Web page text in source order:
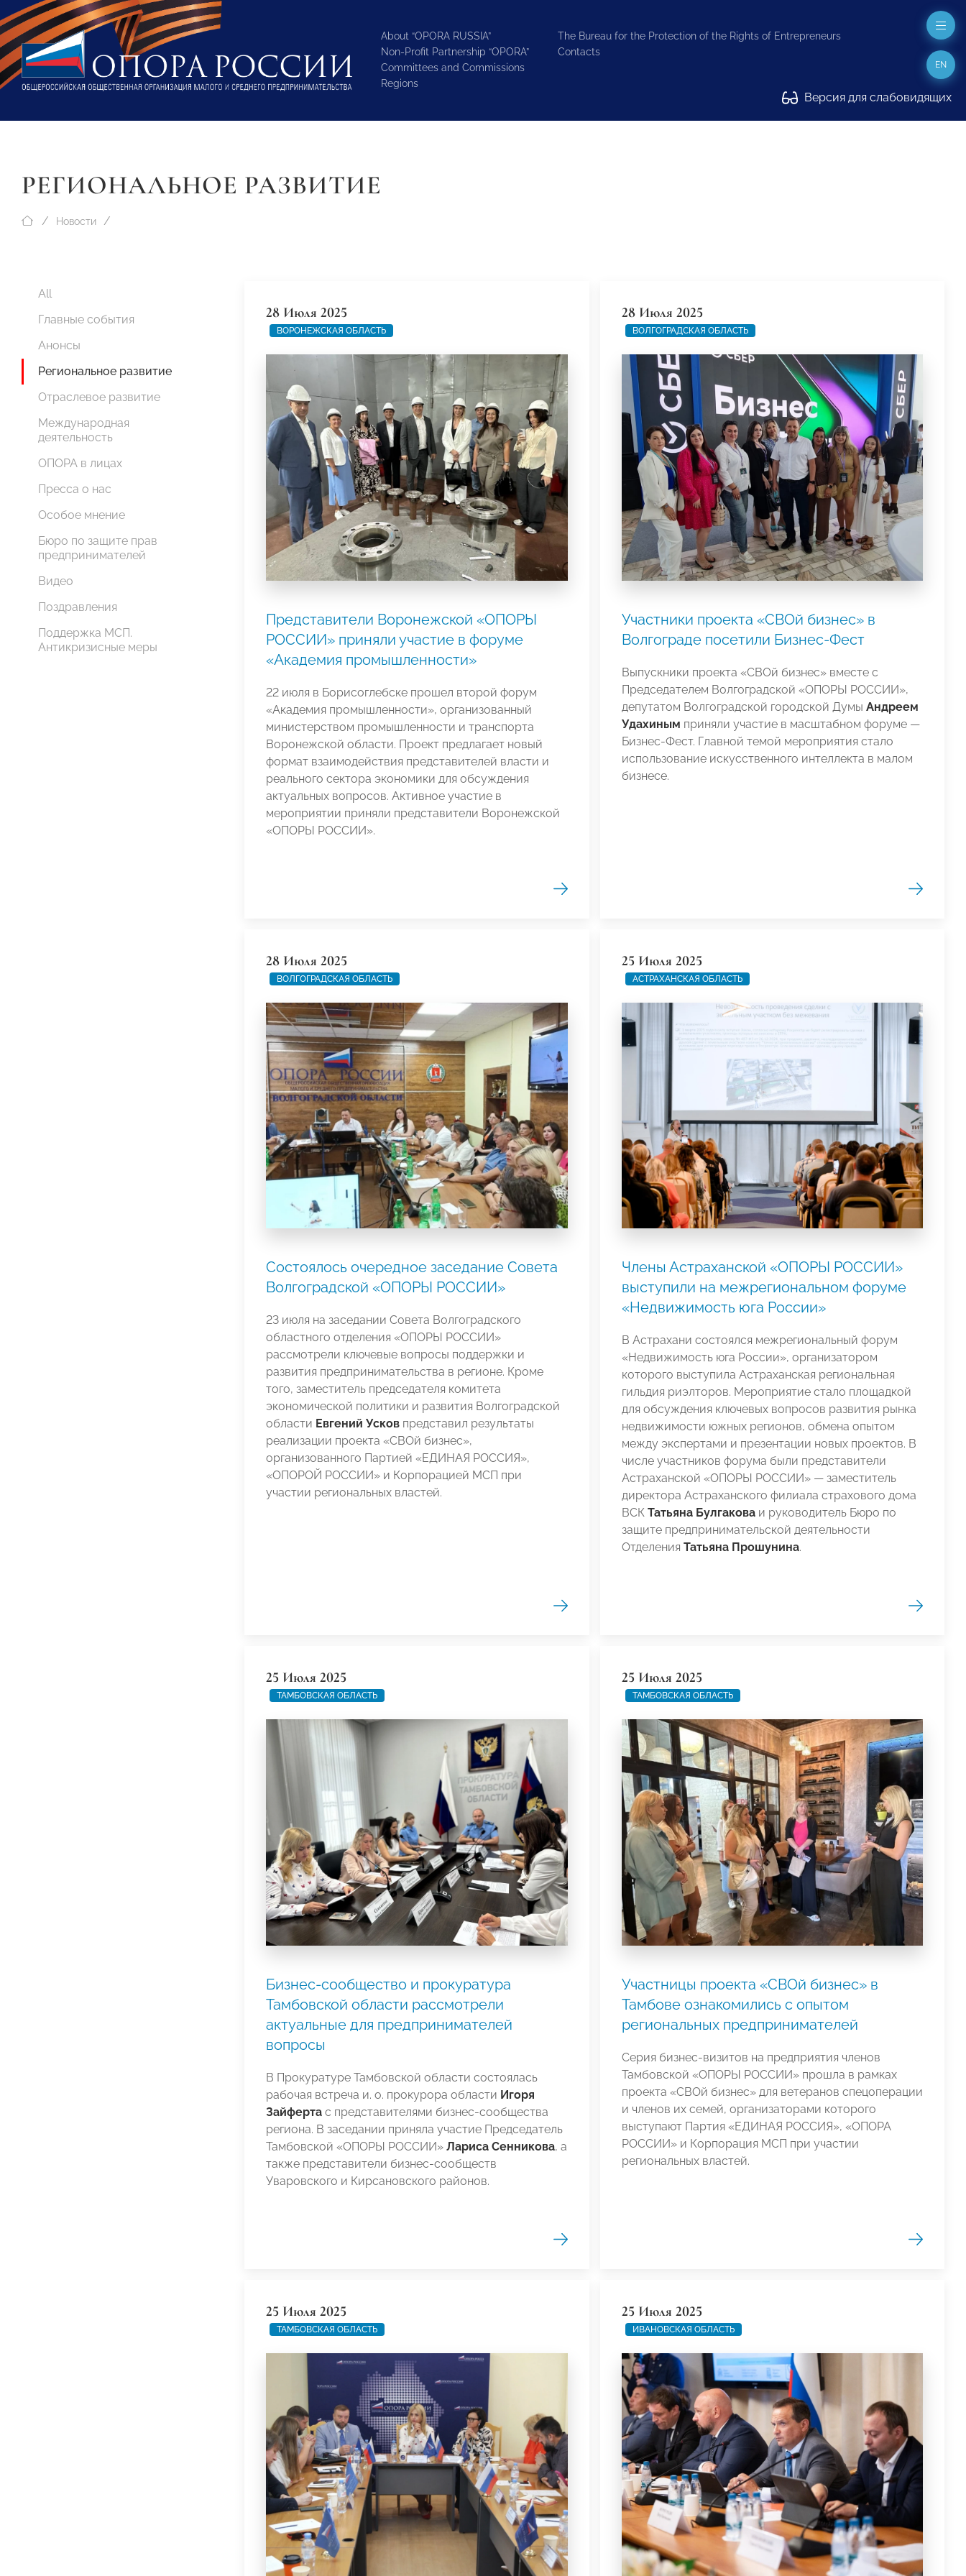
About “OPORA RUSSIA”
Non-Profit Partnership “OPORA”
Committees and Commissions
Regions
The Bureau for the Protection of the Rights of Entrepreneurs
Contacts
Версия для слабовидящих
EN
РЕГИОНАЛЬНОЕ РАЗВИТИЕ
Новости
All
Главные события
Анонсы
Региональное развитие
Отраслевое развитие
Международная
деятельность
ОПОРА в лицах
Пресса о нас
Особое мнение
Бюро по защите прав
предпринимателей
Видео
Поздравления
Поддержка МСП.
Антикризисные меры
28 Июля 2025
ВОРОНЕЖСКАЯ ОБЛАСТЬ
Представители Воронежской «ОПОРЫ
РОССИИ» приняли участие в форуме
«Академия промышленности»
22 июля в Борисоглебске прошел второй форум
«Академия промышленности», организованный
министерством промышленности и транспорта
Воронежской области. Проект предлагает новый
формат взаимодействия представителей власти и
реального сектора экономики для обсуждения
актуальных вопросов. Активное участие в
мероприятии приняли представители Воронежской
«ОПОРЫ РОССИИ».
28 Июля 2025
ВОЛГОГРАДСКАЯ ОБЛАСТЬ
Участники проекта «СВОй бизнес» в
Волгограде посетили Бизнес-Фест
Выпускники проекта «СВОй бизнес» вместе с
Председателем Волгоградской «ОПОРЫ РОССИИ»,
депутатом Волгоградской городской Думы Андреем
Удахиным приняли участие в масштабном форуме —
Бизнес-Фест. Главной темой мероприятия стало
использование искусственного интеллекта в малом
бизнесе.
28 Июля 2025
ВОЛГОГРАДСКАЯ ОБЛАСТЬ
Состоялось очередное заседание Совета
Волгоградской «ОПОРЫ РОССИИ»
23 июля на заседании Совета Волгоградского
областного отделения «ОПОРЫ РОССИИ»
рассмотрели ключевые вопросы поддержки и
развития предпринимательства в регионе. Кроме
того, заместитель председателя комитета
экономической политики и развития Волгоградской
области Евгений Усков представил результаты
реализации проекта «СВОй бизнес»,
организованного Партией «ЕДИНАЯ РОССИЯ»,
«ОПОРОЙ РОССИИ» и Корпорацией МСП при
участии региональных властей.
25 Июля 2025
АСТРАХАНСКАЯ ОБЛАСТЬ
Члены Астраханской «ОПОРЫ РОССИИ»
выступили на межрегиональном форуме
«Недвижимость юга России»
В Астрахани состоялся межрегиональный форум
«Недвижимость юга России», организатором
которого выступила Астраханская региональная
гильдия риэлторов. Мероприятие стало площадкой
для обсуждения ключевых вопросов развития рынка
недвижимости южных регионов, обмена опытом
между экспертами и презентации новых проектов. В
числе участников форума были представители
Астраханской «ОПОРЫ РОССИИ» — заместитель
директора Астраханского филиала страхового дома
ВСК Татьяна Булгаковаи руководитель Бюро по
защите предпринимательской деятельности
Отделения Татьяна Прошунина.
25 Июля 2025
ТАМБОВСКАЯ ОБЛАСТЬ
Бизнес-сообщество и прокуратура
Тамбовской области рассмотрели
актуальные для предпринимателей
вопросы
В Прокуратуре Тамбовской области состоялась
рабочая встреча и. о. прокурора области Игоря
Зайферта с представителями бизнес-сообщества
региона. В заседании приняла участие Председатель
Тамбовской «ОПОРЫ РОССИИ» Лариса Сенникова, а
также представители бизнес-сообществ
Уваровского и Кирсановского районов.
25 Июля 2025
ТАМБОВСКАЯ ОБЛАСТЬ
Участницы проекта «СВОй бизнес» в
Тамбове ознакомились с опытом
региональных предпринимателей
Серия бизнес-визитов на предприятия членов
Тамбовской «ОПОРЫ РОССИИ» прошла в рамках
проекта «СВОй бизнес» для ветеранов спецоперации
и членов их семей, организаторами которого
выступают Партия «ЕДИНАЯ РОССИЯ», «ОПОРА
РОССИИ» и Корпорация МСП при участии
региональных властей.
25 Июля 2025
ТАМБОВСКАЯ ОБЛАСТЬ
25 Июля 2025
ИВАНОВСКАЯ ОБЛАСТЬ